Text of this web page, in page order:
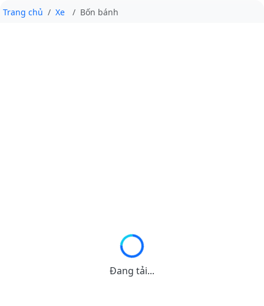
Trang chủ Xe Bốn bánh
Đang tải...